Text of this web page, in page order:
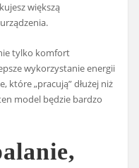
większą
tylko komfort
wykorzystanie energii
które „pracują” dłużej niż
model będzie bardzo